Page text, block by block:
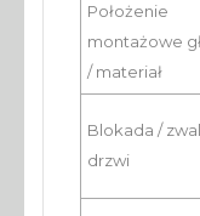
Położenie
montażowe
/ materiał
Blokada /
drzwi